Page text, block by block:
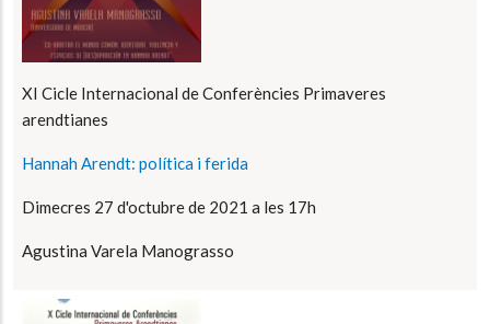
XI Cicle Internacional de Conferències Primaveres
arendtianes
Hannah Arendt: política i ferida
Dimecres 27 d'octubre de 2021 a les 17h
Agustina Varela Manograsso